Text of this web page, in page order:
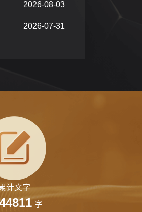
2026-08-03
2026-07-31
计文字
字
请大咖分享最新财经资讯和趋